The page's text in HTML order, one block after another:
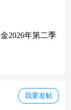
2026年第二季
我要发帖